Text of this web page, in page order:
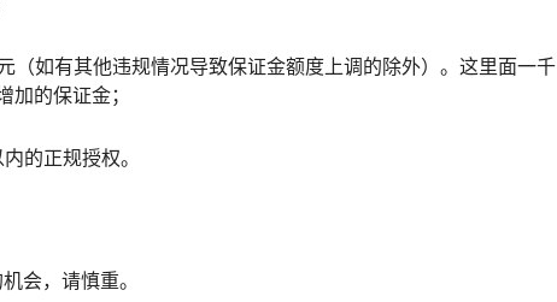
（如有其他违规情况导致保证金额度上调的除外）。这里面一千
的保证金；
的正规授权。
会，请慎重。